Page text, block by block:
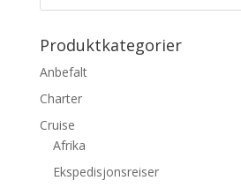
Produktkategorier
Anbefalt
Charter
Cruise
Afrika
Ekspedisjonsreiser